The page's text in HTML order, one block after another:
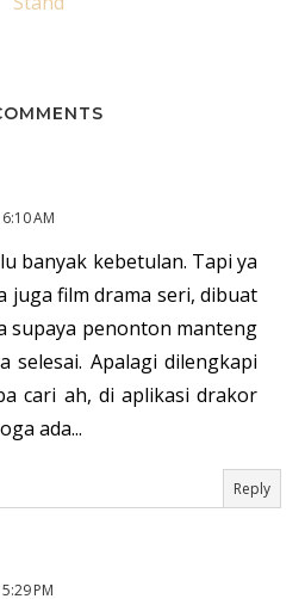
AM
banyak kebetulan. Tapi ya
juga film drama seri, dibuat
supaya penonton manteng
selesai. Apalagi dilengkapi
cari ah, di aplikasi drakor
ada...
Reply
PM